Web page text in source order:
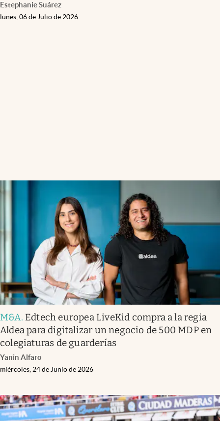
Estephanie Suárez
lunes, 06 de Julio de 2026
M&A. Edtech europea LiveKid compra a la regia
Aldea para digitalizar un negocio de 500 MDP en
colegiaturas de guarderías
Yanin Alfaro
miércoles, 24 de Junio de 2026